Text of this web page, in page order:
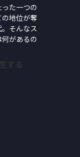
た一つの
地位が奪
そんなス
があるの
する